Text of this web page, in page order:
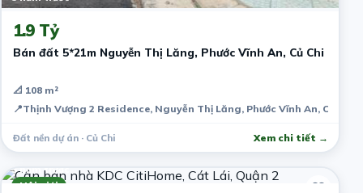
1.9 Tỷ
Bán đất 5*21m Nguyễn Thị Lăng, Phước Vĩnh An, Củ Chi
📐 108 m²
📍Thịnh Vượng 2 Residence, Nguyễn Thị Lăng, Phước Vĩnh An, Củ
Đất nền dự án · Củ Chi Xem chi tiết →
Môi giới
5 năm trước